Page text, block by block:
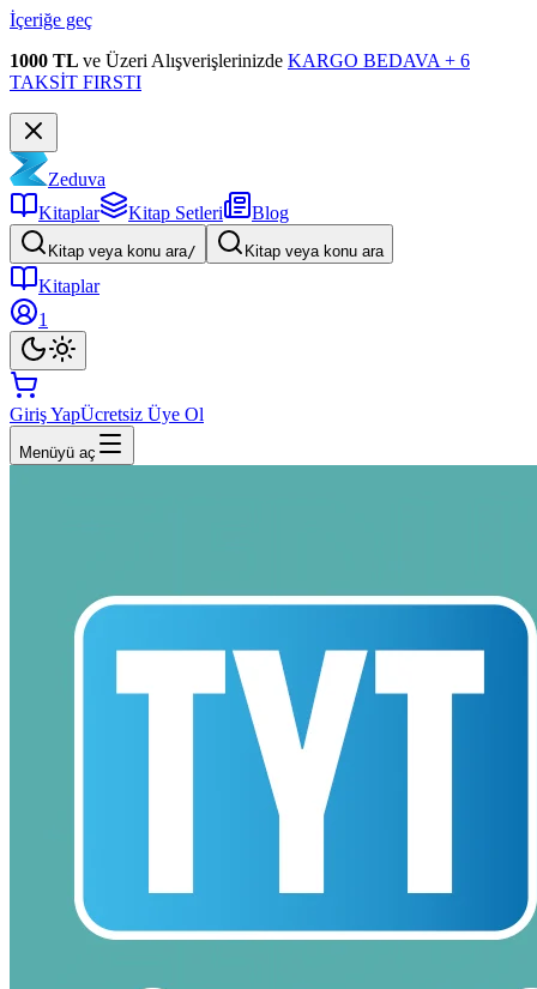
İçeriğe geç
1000 TL ve Üzeri Alışverişlerinizde KARGO BEDAVA + 6
TAKSİT FIRSTI
Zeduva
Kitaplar
Kitap Setleri Blog
Kitap veya konu ara/ Kitap veya konu ara
Kitaplar
1
Giriş YapÜcretsiz Üye Ol
Menüyü aç